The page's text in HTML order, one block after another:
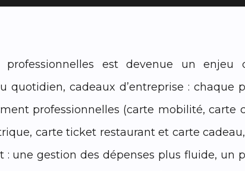
professionnelles est devenue un
quotidien, cadeaux d’entreprise :
professionnelles (carte mobilité, carte
carte ticket restaurant et carte
une gestion des dépenses plus fluide,